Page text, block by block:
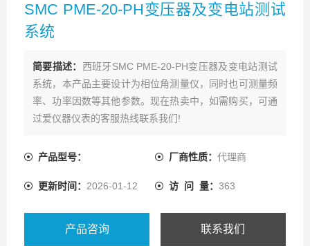
SMC PME-20-PH变压器及变电站测试
系统
简要描述： 西班牙SMC PME-20-PH变压器及变电站测试
系统，本产品主要设计为相位角测量仪，同时也可测量频
率、功率因数等其他参数。现在热卖中，如需购买，可通
过爱仪器仪表的客服热线联系我们!
产品型号： 厂商性质： 代理商
更新时间： 2026-01-12 访 问 量： 363
产品咨询 联系我们